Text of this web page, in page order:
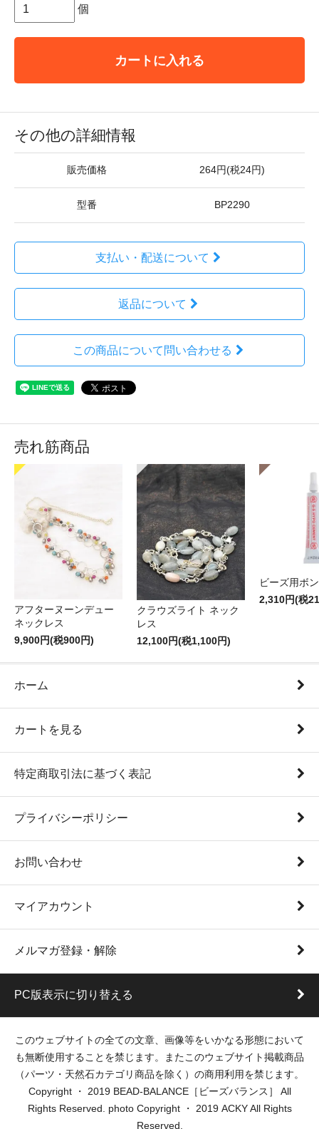
個
カートに入れる
その他の詳細情報
販売価格 264円(税24円)
型番 BP2290
支払い・配送について
返品について
この商品について問い合わせる
売れ筋商品
アフターヌーンデュー
ネックレス
9,900円(税900円)
クラウズライト ネック
レス
12,100円(税1,100円)
ビーズ用ボ
2,310円(税
ホーム
カートを見る
特定商取引法に基づく表記
プライバシーポリシー
お問い合わせ
マイアカウント
メルマガ登録・解除
PC版表示に切り替える
このウェブサイトの全ての文章、画像等をいかなる形態において
も無断使用することを禁じます。またこのウェブサイト掲載商品
（パーツ・天然石カテゴリ商品を除く）の商用利用を禁じます。
Copyright ・ 2019 BEAD-BALANCE［ビーズバランス］ All
Rights Reserved. photo Copyright ・ 2019 ACKY All Rights
Reserved.